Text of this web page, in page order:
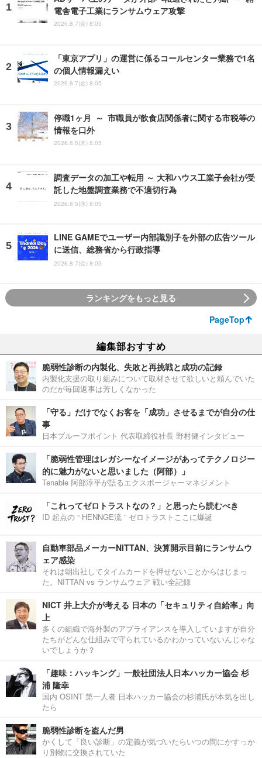
電舎電子工業にランサムウェア攻撃
2026.8.7(金) 8:05
「東京アプリ」の運営に係るコールセンター業務で1名
の個人情報漏えい
2026.8.7(金) 8:05
停職1ヶ月 ～ 市職員が飲食店関係者に関する市税等の
情報を口外
2026.8.6(木) 8:05
調査データの加工や転用 ～ 大和ハウス工業子会社が受
託した地盤調査業務で不適切行為
2026.8.5(水) 8:05
LINE GAMEでユーザー内部識別子を外部の広告ツール
に送信、総務省から行政指導
2026.8.7(金) 8:05
ランキングをもっと見る
PageTop
編集部おすすめ
脆弱性診断の内製化、失敗と再挑戦と成功の記録
内製化支援の取り組みについて取材させて欲しいと頼んでいた
のだが毎回返事は芳しくなかった
「守る」だけでなくお客を「成功」させるまでが自分の仕
事
日本プルーフポイント 代表取締役社長 野村健インタビュー
「脆弱性管理はレガシーなイメージがあってテクノロジー
的に魅力がないと思いました（阿部）」
Tenable 阿部淳平が語るエクスポージャーマネジメント
「これってゼロトラストなの？」と思ったら読むべき
ID 起点の “ HENNGE流 ” ゼロトラストここに爆誕
自動車部品メーカーNITTAN、決算開示目前にランサムウ
ェア感染
それは朝出社してタイムカードを押せないことからはじまっ
た。NITTAN vs ランサムウェア 戦い全記録
NICT 井上大介が考える 日本の「セキュリティ自給率」向
上
多くの組織で海外製のアプライアンスを導入していますが自分
たちがどんな仕組みで守られているかわかっていないんじゃな
いでしょうか？
「趣味：ハッキング」一般社団法人日本ハッカー協会 杉
浦 隆幸
国内 OSINT 第一人者 日本ハッカー協会の杉浦氏が本気を出し
たら
脆弱性診断を盗んだ男
かくして「良い診断」の定義が気づいたらいつの間にかすっか
り別物に交換されていた